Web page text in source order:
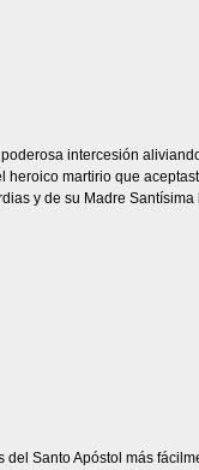
intercesión
martirio que
y de su Madre Santísima
Santo Apóstol más